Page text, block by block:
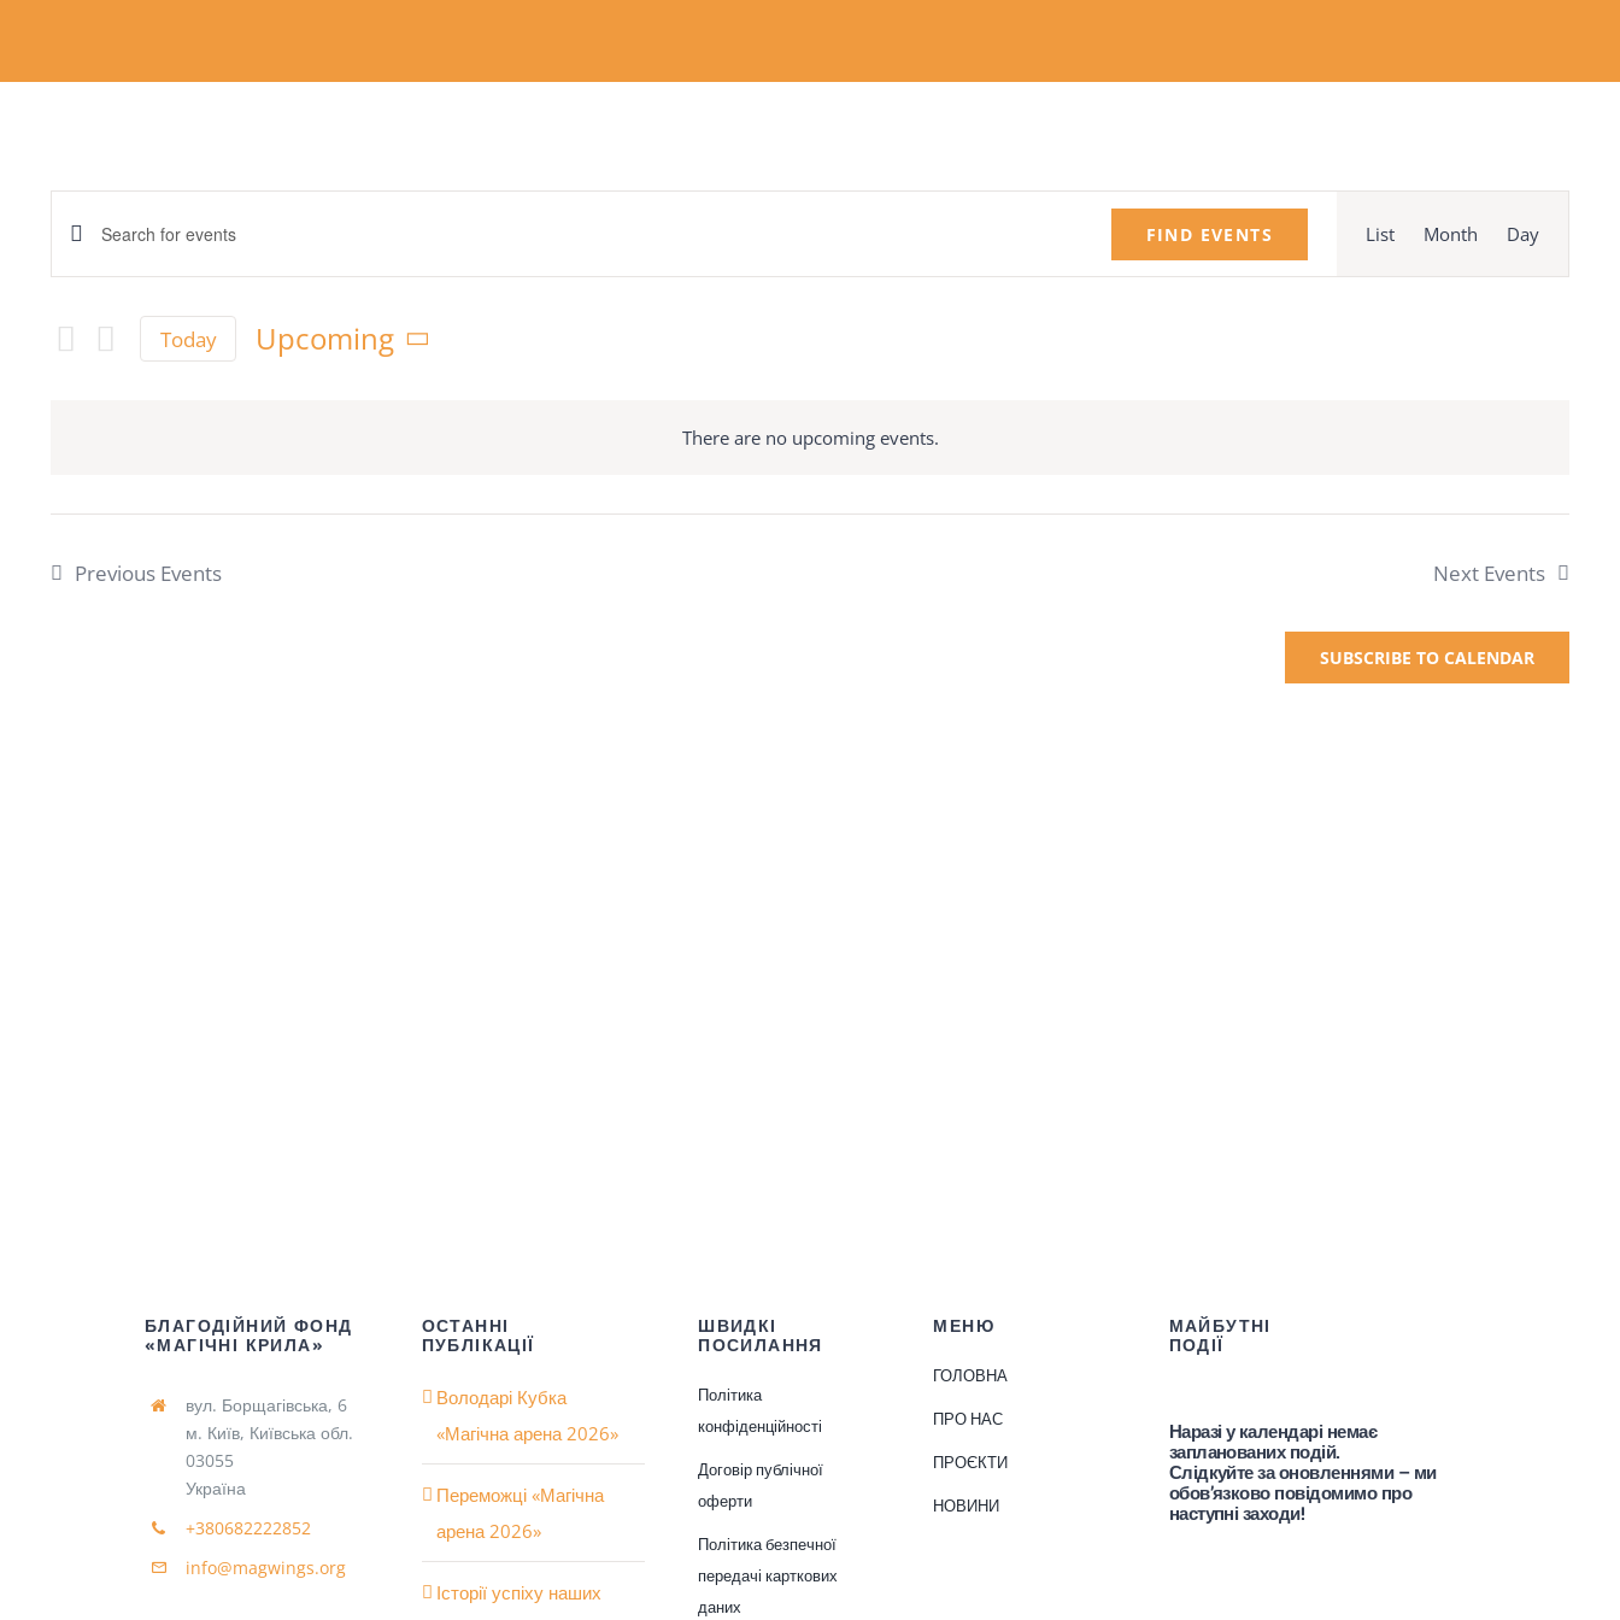
There are no upcoming events.
Events
Search
and
Search
for
FIND EVENTS
Views
Navigation
List Month Day
Today
Upcoming
Previous Events Next Events
SUBSCRIBE TO CALENDAR
БЛАГОДІЙНИЙ ФОНД
«МАГІЧНІ КРИЛА»
вул. Борщагівська, 6
м. Київ, Київська обл.
03055
Україна
+380682222852
info@magwings.org
ОСТАННІ
ПУБЛІКАЦІЇ
Володарі Кубка
«Магічна арена 2026»
Переможці «Магічна
арена 2026»
Історії успіху наших
ШВИДКІ
ПОСИЛАННЯ
Політика
конфіденційності
Договір публічної
оферти
Політика безпечної
передачі карткових
даних
МЕНЮ
ГОЛОВНА
ПРО НАС
ПРОЄКТИ
НОВИНИ
МАЙБУТНІ
ПОДІЇ
Наразі у календарі немає
запланованих подій.
Слідкуйте за оновленнями – ми
обов’язково повідомимо про
наступні заходи!